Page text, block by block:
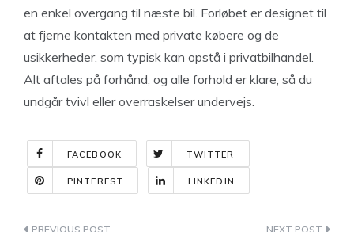
en enkel overgang til næste bil. Forløbet er designet til
at fjerne kontakten med private købere og de
usikkerheder, som typisk kan opstå i privatbilhandel.
Alt aftales på forhånd, og alle forhold er klare, så du
undgår tvivl eller overraskelser undervejs.
FACEBOOK TWITTER
PINTEREST LINKEDIN